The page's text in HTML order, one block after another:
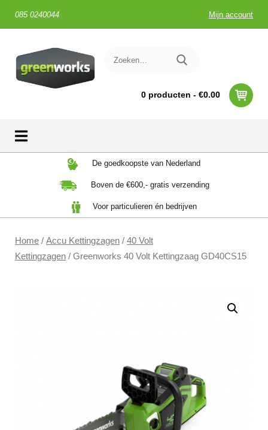
085 0240044 Mijn account
0 producten - €0.00
De goedkoopste van Nederland
Boven de €600,- gratis verzending
Voor particulieren én bedrijven
Home / Accu Kettingzagen / 40 Volt
Kettingzagen / Greenworks 40 Volt Kettingzaag GD40CS15